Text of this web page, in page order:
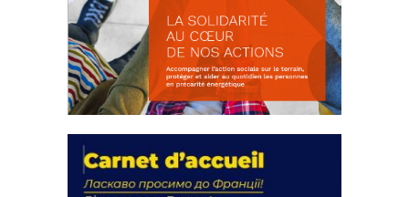
actions
18 septembre 2023